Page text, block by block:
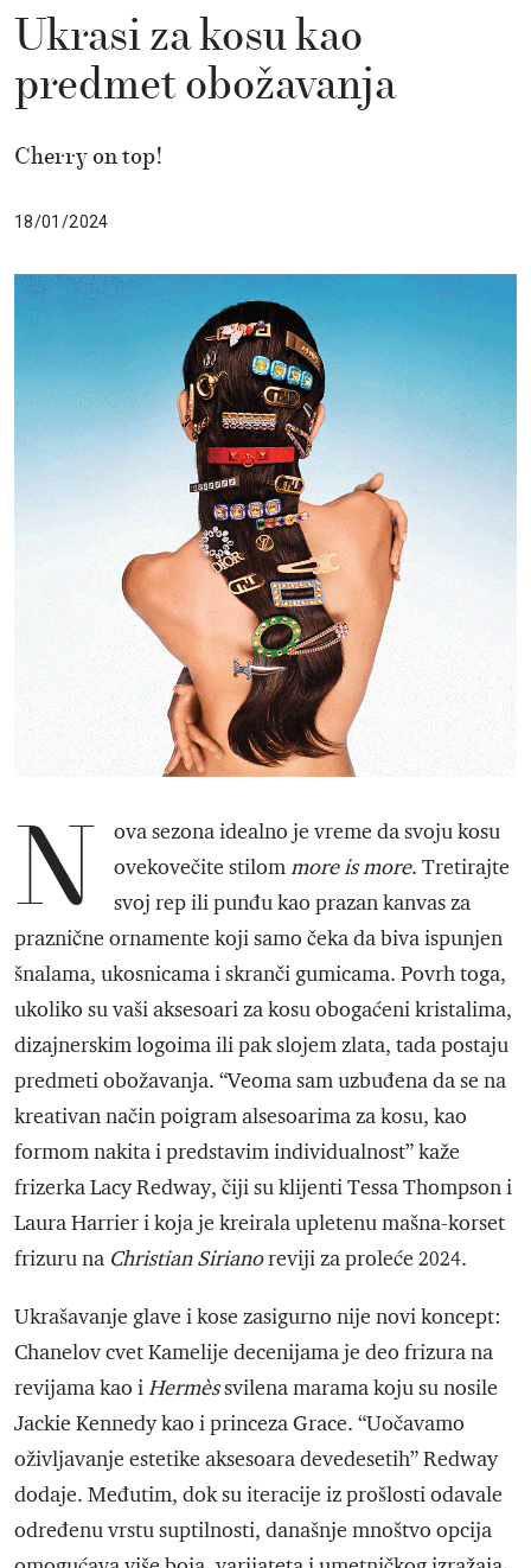
Ukrasi za kosu kao
predmet obožavanja
Cherry on top!
18/01/2024
N
ova sezona idealno je vreme da svoju kosu
ovekovečite stilommore is more. Tretirajte
svoj rep ili punđu kao prazan kanvas za
praznične ornamente koji samo čeka da biva ispunjen
šnalama, ukosnicama i skranči gumicama. Povrh toga,
ukoliko su vaši aksesoari za kosu obogaćeni kristalima,
dizajnerskim logoima ili pak slojem zlata, tada postaju
predmeti obožavanja. “Veoma sam uzbuđena da se na
kreativan način poigram alsesoarima za kosu, kao
formom nakita i predstavim individualnost” kaže
frizerka Lacy Redway, čiji su klijenti Tessa Thompson i
Laura Harrier i koja je kreirala upletenu mašna-korset
frizuru na Christian Sirianoreviji za proleće 2024.
Ukrašavanje glave i kose zasigurno nije novi koncept:
Chanelov cvet Kamelije decenijama je deo frizura na
revijama kao iHermèssvilena marama koju su nosile
Jackie Kennedy kao i princeza Grace. “Uočavamo
oživljavanje estetike aksesoara devedesetih” Redway
dodaje. Međutim, dok su iteracije iz prošlosti odavale
određenu vrstu suptilnosti, današnje mnoštvo opcija